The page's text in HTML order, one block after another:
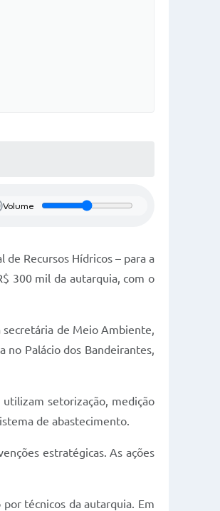
Volume
Recursos Hídricos – para a
300 mil da autarquia, com o
secretária de Meio Ambiente,
no Palácio dos Bandeirantes,
setorização, medição
de abastecimento.
estratégicas. As ações
técnicos da autarquia. Em